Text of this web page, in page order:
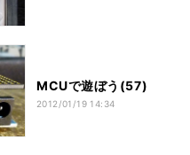
MCUで遊ぼう(57)
2012/01/19 14:34